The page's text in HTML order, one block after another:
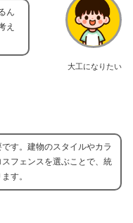
大工になりたい
ん
え
す。建物のスタイルやカラ
フェンスを選ぶことで、統
す。